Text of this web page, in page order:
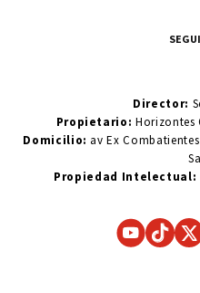
Director:
Propietario:Horizontes
Domicilio: av Ex Combatientes
Propiedad Intelectual: